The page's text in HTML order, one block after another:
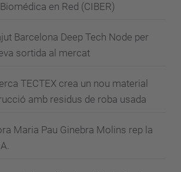
en Red (CIBER)
Barcelona Deep Tech Node per
sortida al mercat
TECTEX crea un nou material
amb residus de roba usada
Maria Pau Ginebra Molins rep la